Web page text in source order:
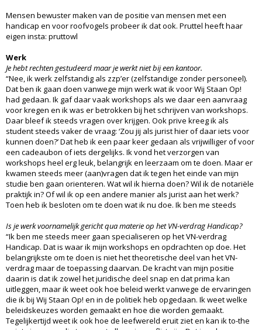
Mensen bewuster maken van de positie van mensen met een
handicap en voor roofvogels probeer ik dat ook. Pruttel heeft haar
eigen insta: pruttowl
Werk
Je hebt rechten gestudeerd maar je werkt niet bij een kantoor.
“Nee, ik werk zelfstandig als zzp’er (zelfstandige zonder personeel).
Dat ben ik gaan doen vanwege mijn werk wat ik voor Wij Staan Op!
had gedaan. Ik gaf daar vaak workshops als we daar een aanvraag
voor kregen en ik was er betrokken bij het schrijven van workshops.
Daar bleef ik steeds vragen over krijgen. Ook prive kreeg ik als
student steeds vaker de vraag: ‘Zou jij als jurist hier of daar iets voor
kunnen doen?’ Dat heb ik een paar keer gedaan als vrijwilliger of voor
een cadeaubon of iets dergelijks. Ik vond het verzorgen van
workshops heel erg leuk, belangrijk en leerzaam om te doen. Maar er
kwamen steeds meer (aan)vragen dat ik tegen het einde van mijn
studie ben gaan orienteren. Wat wil ik hierna doen? Wil ik de notariële
praktijk in? Of wil ik op een andere manier als jurist aan het werk?
Toen heb ik besloten om te doen wat ik nu doe. Ik ben me steeds
Is je werk voornamelijk gericht qua materie op het VN-verdrag Handicap?
“Ik ben me steeds meer gaan specialiseren op het VN-verdrag
Handicap. Dat is waar ik mijn workshops en opdrachten op doe. Het
belangrijkste om te doen is niet het theoretische deel van het VN-
verdrag maar de toepassing daarvan. De kracht van mijn positie
daarin is dat ik zowel het juridische deel snap en dat prima kan
uitleggen, maar ik weet ook hoe beleid werkt vanwege de ervaringen
die ik bij Wij Staan Op! en in de politiek heb opgedaan. Ik weet welke
beleidskeuzes worden gemaakt en hoe die worden gemaakt.
Tegelijkertijd weet ik ook hoe de leefwereld eruit ziet en kan ik to-the